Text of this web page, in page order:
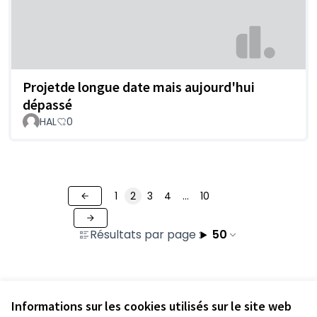
Informations sur les cookies utilisés sur le site web
Projetde longue date mais aujourd'hui
dépassé
HAL 0
Résultats par page : 50
1 2 3 4 … 10